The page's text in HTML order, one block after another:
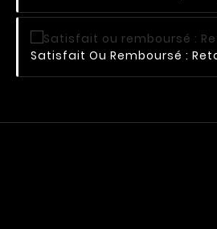
Satisfait Ou Remboursé :